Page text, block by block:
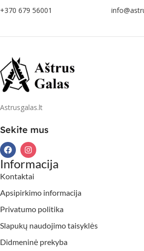
+370 679 56001
Astrusgalas.lt
Sekite mus
Informacija
Kontaktai
Apsipirkimo informacija
Privatumo politika
Slapukų naudojimo taisyklės
Didmeninė prekyba